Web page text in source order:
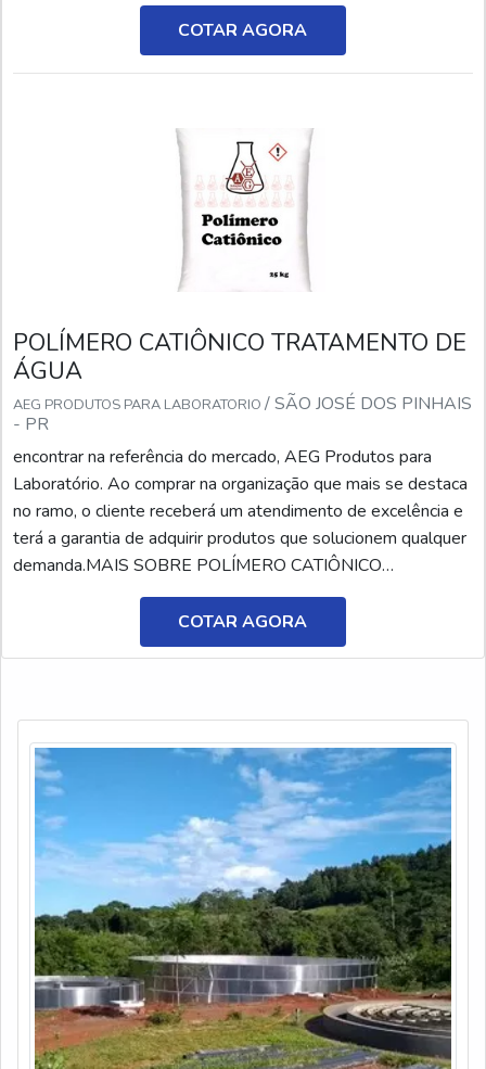
onde comprar polímero aniônico, com a equipe da AEG
Produtos para Laboratório o cliente encontrará pre...
COTAR AGORA
POLÍMERO CATIÔNICO TRATAMENTO DE
ÁGUA
AEG PRODUTOS PARA LABORATORIO / SÃO JOSÉ DOS PINHAIS
- PR
encontrar na referência do mercado, AEG Produtos para
Laboratório. Ao comprar na organização que mais se destaca
no ramo, o cliente receberá um atendimento de excelência e
terá a garantia de adquirir produtos que solucionem qualquer
demanda.MAIS SOBRE POLÍMERO CATIÔNICO
TRATAMENTO DE ÁGUASe alguém buscar por polímero
catiônico tratamento de água em uma empresa responsável,
descobrirá a AEG Produtos para Laboratório. Atuando com
COTAR AGORA